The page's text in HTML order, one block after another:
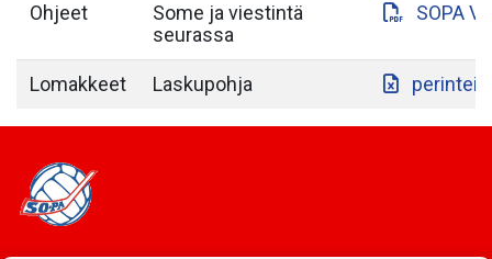
Ohjeet
Some ja viestintä
seurassa
SOPA
Lomakkeet Laskupohja